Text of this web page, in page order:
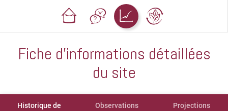
Fiche d'informations détaillées
du site
Historique de
Observations
Projections